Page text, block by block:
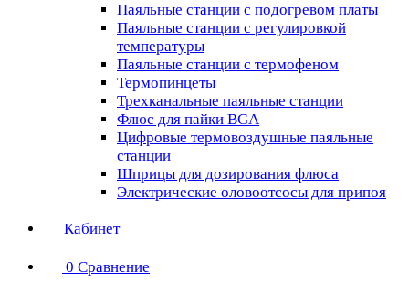
Паяльные станции с подогревом платы
Паяльные станции с регулировкой
температуры
Паяльные станции с термофеном
Термопинцеты
Трехканальные паяльные станции
Флюс для пайки BGA
Цифровые термовоздушные паяльные
станции
Шприцы для дозирования флюса
Электрические оловоотсосы для припоя
Кабинет
0 Сравнение